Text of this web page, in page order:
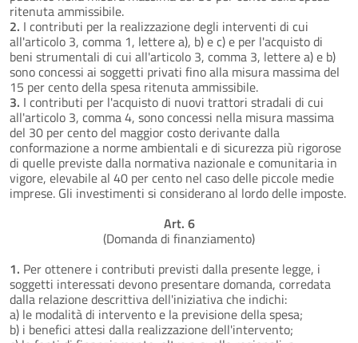
ritenuta ammissibile.
2. I contributi per la realizzazione degli interventi di cui
all'articolo 3, comma 1, lettere a), b) e c) e per l'acquisto di
beni strumentali di cui all'articolo 3, comma 3, lettere a) e b)
sono concessi ai soggetti privati fino alla misura massima del
15 per cento della spesa ritenuta ammissibile.
3. I contributi per l'acquisto di nuovi trattori stradali di cui
all'articolo 3, comma 4, sono concessi nella misura massima
del 30 per cento del maggior costo derivante dalla
conformazione a norme ambientali e di sicurezza più rigorose
di quelle previste dalla normativa nazionale e comunitaria in
vigore, elevabile al 40 per cento nel caso delle piccole medie
imprese. Gli investimenti si considerano al lordo delle imposte.
Art. 6
(Domanda di finanziamento)
1. Per ottenere i contributi previsti dalla presente legge, i
soggetti interessati devono presentare domanda, corredata
dalla relazione descrittiva dell'iniziativa che indichi:
a) le modalità di intervento e la previsione della spesa;
b) i benefici attesi dalla realizzazione dell'intervento;